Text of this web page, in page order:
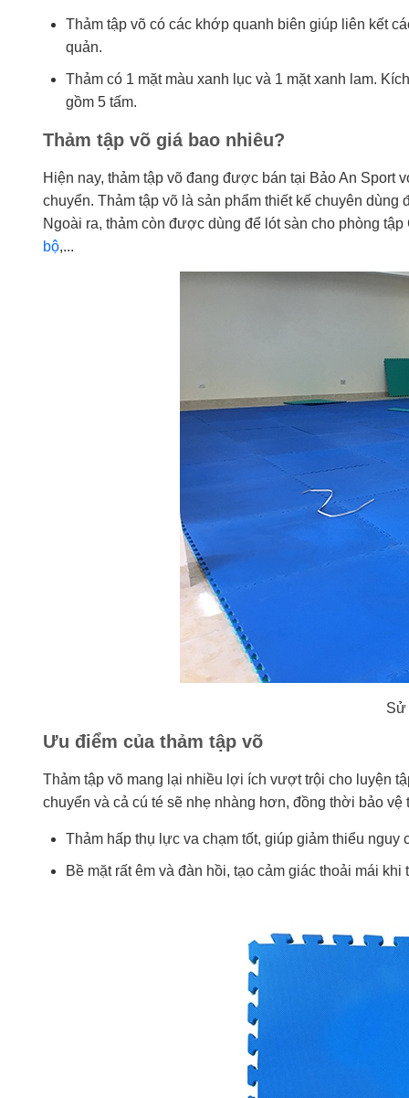
Thảm tập võ có các khớp quanh biên giúp liên kết
quản.
Thảm có 1 mặt màu xanh lục và 1 mặt xanh lam.
gồm 5 tấm.
Thảm tập võ giá bao nhiêu?
Hiện nay, thảm tập võ đang được bán tại Bảo An Sport
chuyển. Thảm tập võ là sản phẩm thiết kế chuyên
Ngoài ra, thảm còn được dùng để lót sàn cho phòng
bộ,...
Sử
Ưu điểm của thảm tập võ
Thảm tập võ mang lại nhiều lợi ích vượt trội cho luyện
chuyển và cả cú té sẽ nhẹ nhàng hơn, đồng thời bảo
Thảm hấp thụ lực va chạm tốt, giúp giảm thiểu nguy
Bề mặt rất êm và đàn hồi, tạo cảm giác thoải mái khi